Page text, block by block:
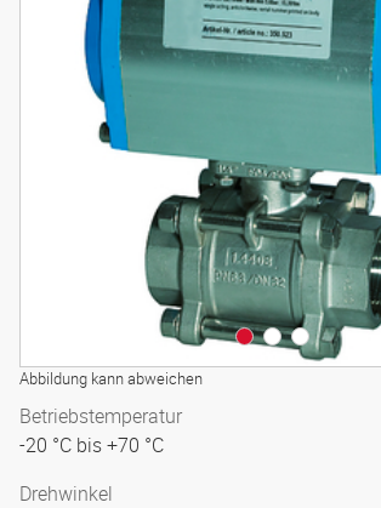
Abbildung kann abweichen
Betriebstemperatur
-20 °C bis +70 °C
Drehwinkel